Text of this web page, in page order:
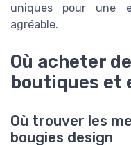
uniques pour une
agréable.
Où acheter
boutiques et
Où trouver les
bougies design